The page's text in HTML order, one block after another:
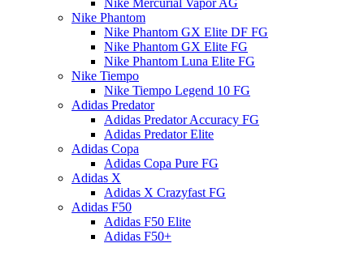
Nike Mercurial Vapor AG
Nike Phantom
Nike Phantom GX Elite DF FG
Nike Phantom GX Elite FG
Nike Phantom Luna Elite FG
Nike Tiempo
Nike Tiempo Legend 10 FG
Adidas Predator
Adidas Predator Accuracy FG
Adidas Predator Elite
Adidas Copa
Adidas Copa Pure FG
Adidas X
Adidas X Crazyfast FG
Adidas F50
Adidas F50 Elite
Adidas F50+